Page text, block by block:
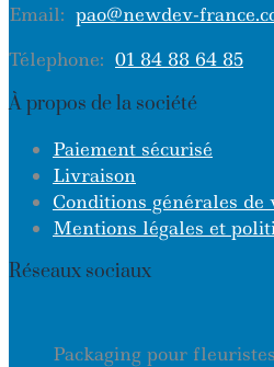
Email: pao@newdev-
Télephone: 01 84 88 64 85
À propos de la société
Paiement sécurisé
Livraison
Conditions générales de
Mentions légales et
Réseaux sociaux
Packaging pour fleuristes